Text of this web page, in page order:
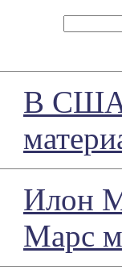
В США
Илон
Марс